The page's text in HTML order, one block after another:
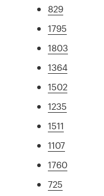
829
1795
1803
1364
1502
1235
1511
1107
1760
725